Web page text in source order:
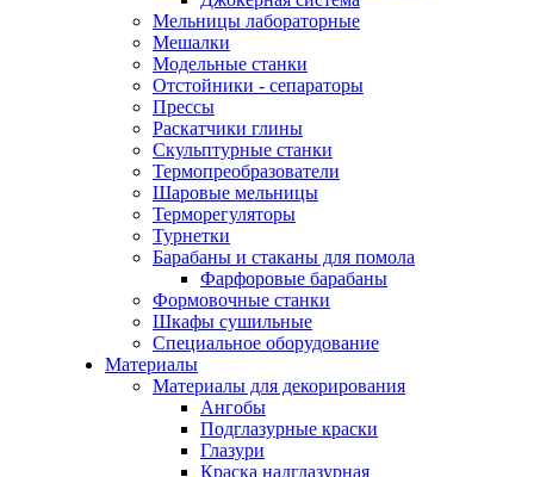
Мельницы лабораторные
Мешалки
Модельные станки
Отстойники - сепараторы
Прессы
Раскатчики глины
Скульптурные станки
Термопреобразователи
Шаровые мельницы
Терморегуляторы
Турнетки
Барабаны и стаканы для помола
Фарфоровые барабаны
Формовочные станки
Шкафы сушильные
Специальное оборудование
Материалы
Материалы для декорирования
Ангобы
Подглазурные краски
Глазури
Краска надглазурная